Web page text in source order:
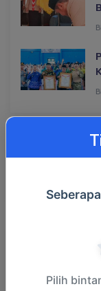
Berita Daerah
Pilih